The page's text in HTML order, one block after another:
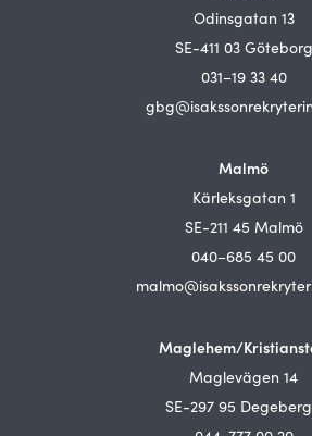
Odinsgatan 13
SE-411 03 Göteborg
031–19 33 40
Malmö
Kärleksgatan 1
SE-211 45 Malmö
040–685 45 00
Maglehem/
Maglevägen 14
SE-297 95